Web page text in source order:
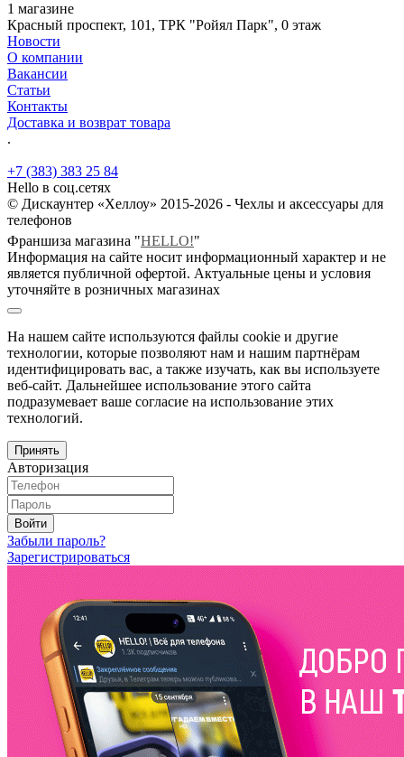
1 магазине
Красный проспект, 101, ТРК "Ройял Парк", 0 этаж
Новости
О компании
Вакансии
Статьи
Контакты
Доставка и возврат товара
.
+7 (383) 383 25 84
Hello в соц.сетях
© Дискаунтер «Хеллоу» 2015-2026 - Чехлы и аксессуары для
телефонов
Франшиза магазина "HELLO!"
Информация на сайте носит информационный характер и не
является публичной офертой. Актуальные цены и условия
уточняйте в розничных магазинах
На нашем сайте используются файлы cookie и другие
технологии, которые позволяют нам и нашим партнёрам
идентифицировать вас, а также изучать, как вы используете
веб-сайт. Дальнейшее использование этого сайта
подразумевает ваше согласие на использование этих
технологий.
Принять
Авторизация
Войти
Забыли пароль?
Зарегистрироваться